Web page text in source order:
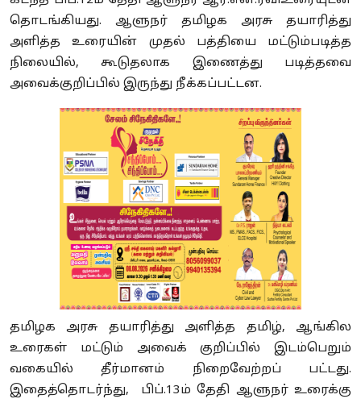
தொடங்கியது. ஆளுநர் தமிழக அரசு தயாரித்து
அளித்த உரையின் முதல் பத்தியை மட்டும்படித்த
நிலையில், கூடுதலாக இணைத்து படித்தவை
அவைக்குறிப்பில் இருந்து நீக்கப்பட்டன.
தமிழக அரசு தயாரித்து அளித்த தமிழ், ஆங்கில
உரைகள் மட்டும் அவைக் குறிப்பில் இடம்பெறும்
வகையில் தீர்மானம் நிறைவேற்றப் பட்டது.
இதைத்தொடர்ந்து, பிப்.13ம் தேதி ஆளுநர் உரைக்கு